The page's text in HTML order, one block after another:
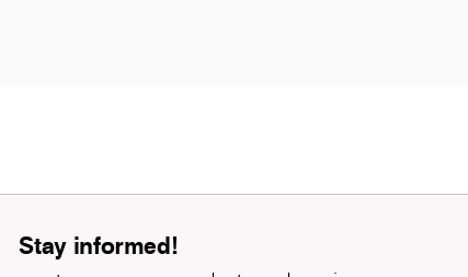
Stay informed!